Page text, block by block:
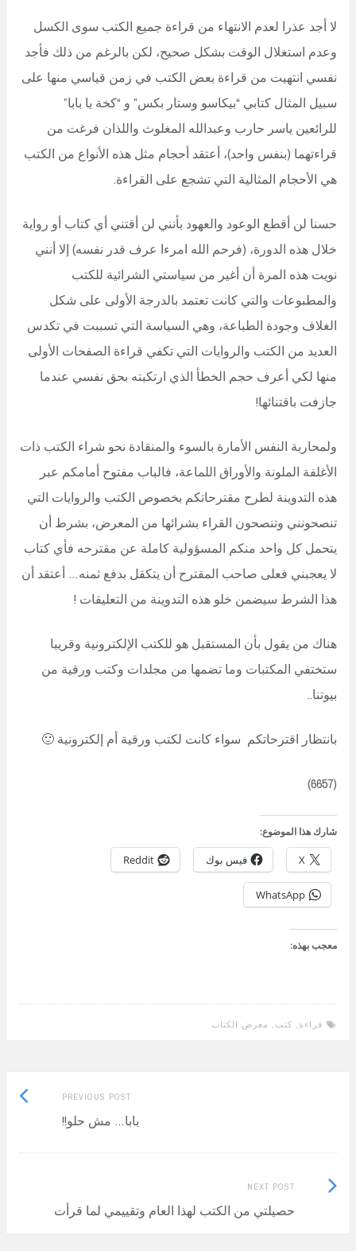
لا أجد عذرا لعدم الانتهاء من قراءة جميع الكتب سوى الكسل
وعدم استغلال الوقت بشكل صحيح، لكن بالرغم من ذلك فأجد
نفسي انتهيت من قراءة بعض الكتب في زمن قياسي منها على
سبيل المثال كتابي “بيكاسو وستار بكس” و “كخة يا بابا”
للرائعين ياسر حارب وعبدالله المغلوث واللذان فرغت من
قراءتهما (بنفس واحد)، أعتقد أحجام مثل هذه الأنواع من الكتب
هي الأحجام المثالية التي تشجع على القراءة.
حسنا لن أقطع الوعود والعهود بأنني لن أقتني أي كتاب أو رواية
خلال هذه الدورة، (فرحم الله امرءا عرف قدر نفسه) إلا أنني
نويت هذه المرة أن أغير من سياستي الشرائية للكتب
والمطبوعات والتي كانت تعتمد بالدرجة الأولى على شكل
الغلاف وجودة الطباعة، وهي السياسة التي تسببت في تكدس
العديد من الكتب والروايات التي تكفي قراءة الصفحات الأولى
منها لكي أعرف حجم الخطأ الذي ارتكبته بحق نفسي عندما
جازفت باقتنائها!
ولمحاربة النفس الأمارة بالسوء والمنقادة نحو شراء الكتب ذات
الأغلفة الملونة والأوراق اللماعة، فالباب مفتوح أمامكم عبر
هذه التدوينة لطرح مقترحاتكم بخصوص الكتب والروايات التي
تنصحونني وتنصحون القراء بشرائها من المعرض، بشرط أن
يتحمل كل واحد منكم المسؤولية كاملة عن مقترحه فأي كتاب
لا يعجبني فعلى صاحب المقترح أن يتكقل بدفع ثمنه… أعتقد أن
هذا الشرط سيضمن خلو هذه التدوينة من التعليقات !
هناك من يقول بأن المستقبل هو للكتب الإلكترونية وقريبا
ستختفي المكتبات وما تضمها من مجلدات وكتب ورقية من
بيوتنا..
بانتظار اقترحاتكم سواء كانت لكتب ورقية أم إلكترونية 🙂
(6657)
شارك هذا الموضوع:
X فيس بوك Reddit
WhatsApp
معجب بهذه:
قراءة كتب معرض الكتاب
PREVIOUS POST
Previous
post:بابا… مش حلو!!
NEXT POST
حصيلتي من الكتب لهذا العام وتقييمي لما قرأت
Next
Post: